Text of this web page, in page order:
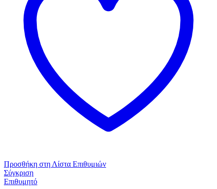
Προσθήκη στη Λίστα Επιθυμιών
Σύγκριση
Επιθυμητό